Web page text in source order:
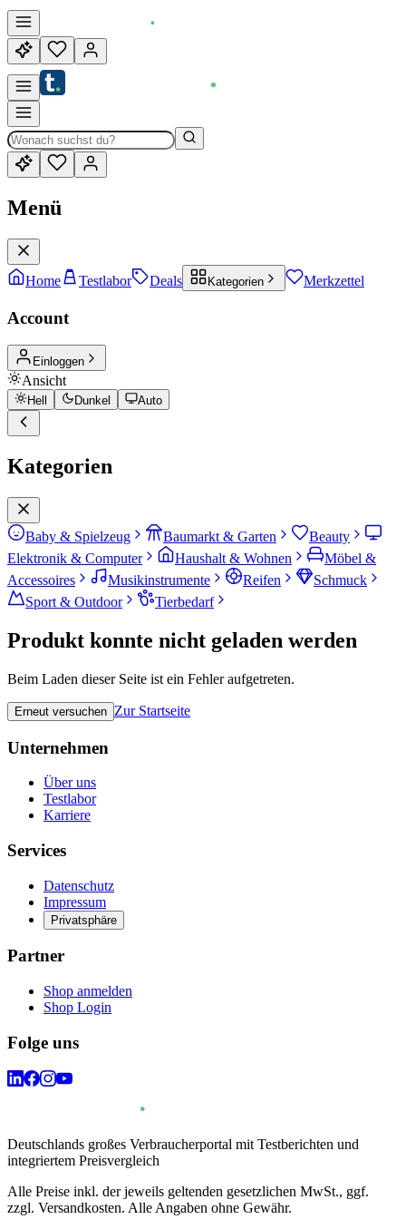
Menü
Home Testlabor Deals Kategorien Merkzettel
Account
Einloggen
Ansicht
Hell Dunkel Auto
Kategorien
Baby & Spielzeug Baumarkt & Garten
Beauty
Elektronik & Computer
Haushalt & Wohnen
Möbel &
Accessoires
Musikinstrumente Reifen
Schmuck
Sport & Outdoor
Tierbedarf
Produkt konnte nicht geladen werden
Beim Laden dieser Seite ist ein Fehler aufgetreten.
Erneut versuchen Zur Startseite
Unternehmen
Über uns
Testlabor
Karriere
Services
Datenschutz
Impressum
Privatsphäre
Partner
Shop anmelden
Shop Login
Folge uns
Deutschlands großes Verbraucherportal mit Testberichten und
integriertem Preisvergleich
Alle Preise inkl. der jeweils geltenden gesetzlichen MwSt., ggf.
zzgl. Versandkosten. Alle Angaben ohne Gewähr.